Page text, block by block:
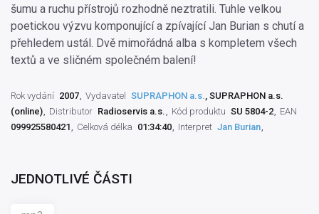
šumu a ruchu přístrojů rozhodně neztratili. Tuhle velkou
poetickou výzvu komponující a zpívající Jan Burian s chutí a
přehledem ustál. Dvě mimořádná alba s kompletem všech
textů a ve sličném společném balení!
Rok vydání 2007 Vydavatel SUPRAPHON a.s., SUPRAPHON a.s.
(online)
Distributor Radioservis a.s. Kód produktu SU 5804-2
EAN
099925580421
Celková délka 01:34:40 Interpret Jan Burian
JEDNOTLIVÉ ČÁSTI